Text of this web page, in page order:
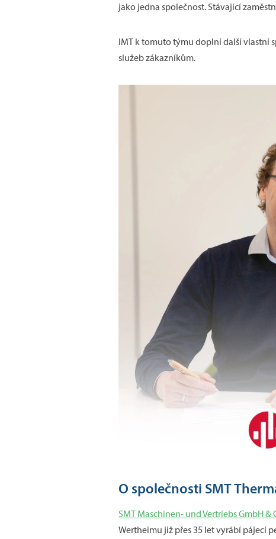
jako jedna společnost. Stávající
IMT k tomuto týmu doplní další vlastní
služeb zákazníkům.
O společnosti SMT
SMT Maschinen- und Vertriebs GmbH &
Wertheimu již přes 35 let vyrábí pájecí